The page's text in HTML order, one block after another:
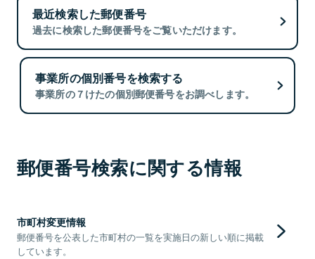
最近検索した郵便番号
過去に検索した郵便番号をご覧いただけます。
事業所の個別番号を検索する
事業所の７けたの個別郵便番号をお調べします。
郵便番号検索に関する情報
市町村変更情報
郵便番号を公表した市町村の一覧を実施日の新しい順に掲載
しています。